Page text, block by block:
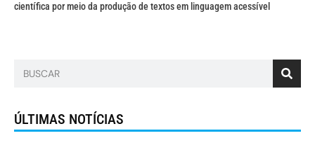
científica por meio da produção de textos em linguagem acessível
ÚLTIMAS NOTÍCIAS